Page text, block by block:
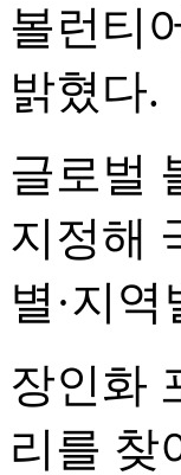
볼런티
밝혔다.
글로벌
지정해
별·지
장인화
리를 찾